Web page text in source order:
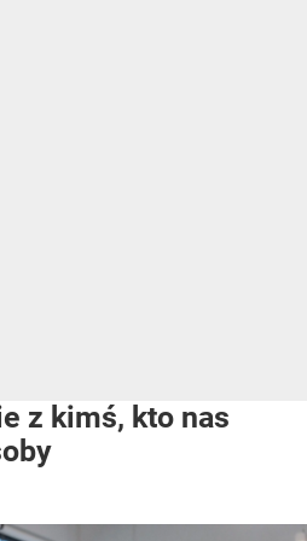
z kimś, kto nas